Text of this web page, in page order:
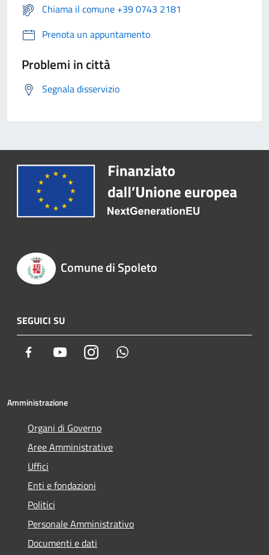
Chiama il comune +39 0743 2181
Prenota un appuntamento
Problemi in città
Segnala disservizio
Comune di Spoleto
SEGUICI SU
Facebook YoutubeInstagram
Amministrazione
Organi di Governo
Aree Amministrative
Uffici
Enti e fondazioni
Politici
Personale Amministrativo
Documenti e dati